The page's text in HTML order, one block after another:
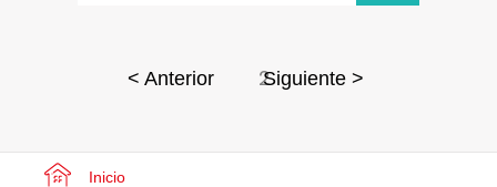
< Anterior 2Siguiente >
Inicio